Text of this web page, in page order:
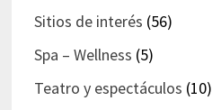
Sitios de interés (56)
Spa – Wellness (5)
Teatro y espectáculos (10)